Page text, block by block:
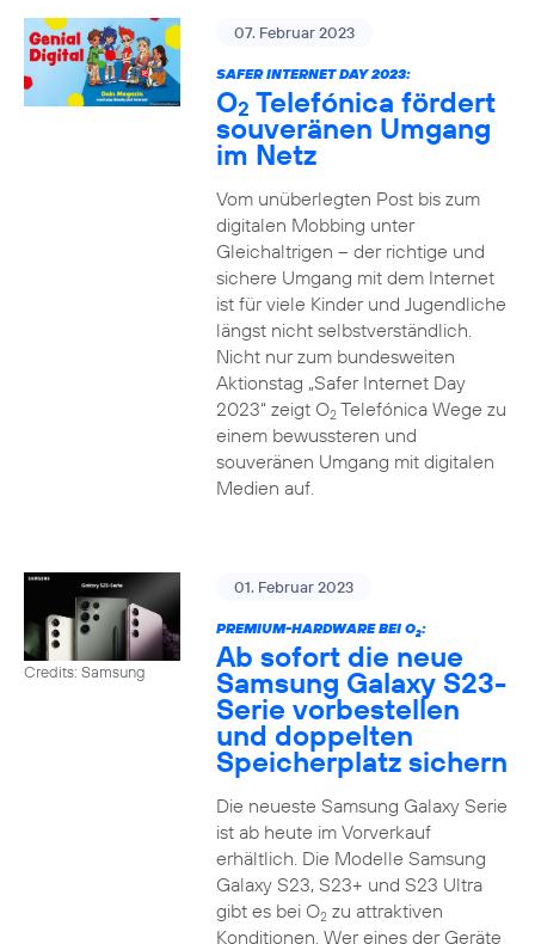
07. Februar 2023
SAFER INTERNET DAY 2023:
O2 Telefónica fördert
souveränen Umgang
im Netz
Vom unüberlegten Post bis zum
digitalen Mobbing unter
Gleichaltrigen – der richtige und
sichere Umgang mit dem Internet
ist für viele Kinder und Jugendliche
längst nicht selbstverständlich.
Nicht nur zum bundesweiten
Aktionstag „Safer Internet Day
2023“ zeigt O2Telefónica Wege zu
einem bewussteren und
souveränen Umgang mit digitalen
Medien auf.
Credits: Samsung
01. Februar 2023
PREMIUM-HARDWARE BEI O2:
Ab sofort die neue
Samsung Galaxy S23-
Serie vorbestellen
und doppelten
Speicherplatz sichern
Die neueste Samsung Galaxy Serie
ist ab heute im Vorverkauf
erhältlich. Die Modelle Samsung
Galaxy S23, S23+ und S23 Ultra
gibt es bei O2zu attraktiven
Konditionen. Wer eines der Geräte